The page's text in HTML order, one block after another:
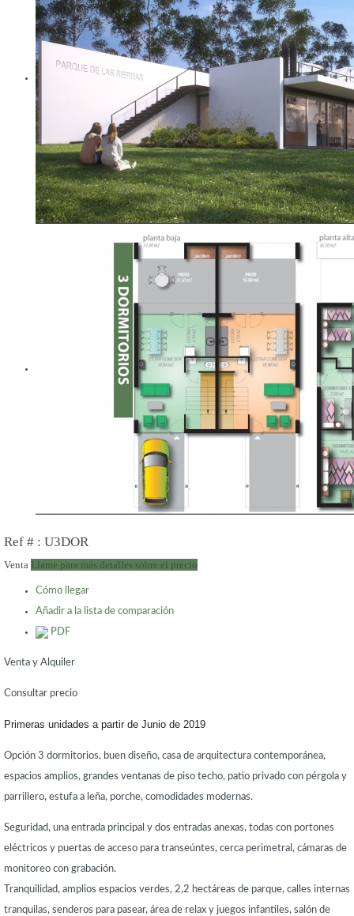
Ref # : U3DOR
Venta Llame para más detalles sobre el precio
Cómo llegar
Añadir a la lista de comparación
PDF
Venta y Alquiler
Consultar precio
Primeras unidades a partir de Junio de 2019
Opción 3 dormitorios, buen diseño, casa de arquitectura contemporánea,
espacios amplios, grandes ventanas de piso techo, patio privado con pérgola y
parrillero, estufa a leña, porche, comodidades modernas.
Seguridad, una entrada principal y dos entradas anexas, todas con portones
eléctricos y puertas de acceso para transeúntes, cerca perimetral, cámaras de
monitoreo con grabación.
Tranquilidad, amplios espacios verdes, 2,2 hectáreas de parque, calles internas
tranquilas, senderos para pasear, área de relax y juegos infantiles, salón de